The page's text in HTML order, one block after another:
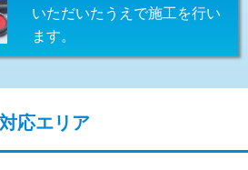
設置) 5,500円
用（バンド止
5,500円
いただいたうえで施工を行い
ます。
対応エリア